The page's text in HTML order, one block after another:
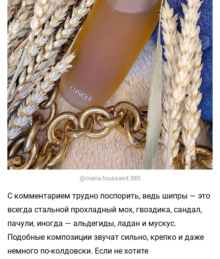
@maria.toussaint.585
С комментарием трудно поспорить, ведь шипры — это
всегда стальной прохладный мох, гвоздика, сандал,
пачули, иногда — альдегиды, ладан и мускус.
Подобные композиции звучат сильно, крепко и даже
немного по-колдовски. Если не хотите